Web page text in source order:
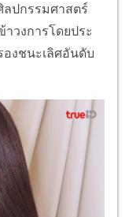
ปกรรมศาสตร์
วงการโดยประ
องชนะเลิศอันดับ